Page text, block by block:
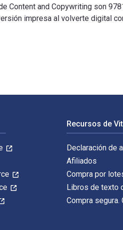
Content and Copywriting son
impresa al volverte digital
Recursos de
Declaración de
Afiliados
Compra por
Libros de texto
Compra